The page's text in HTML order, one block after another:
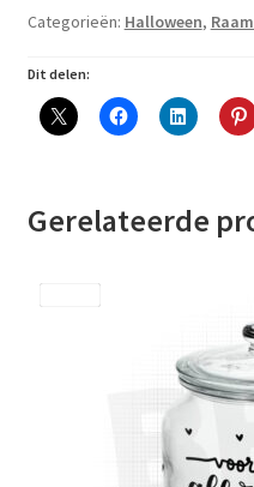
Bloed'
Categorieën: Halloween,
Dit delen:
Gerelateerde